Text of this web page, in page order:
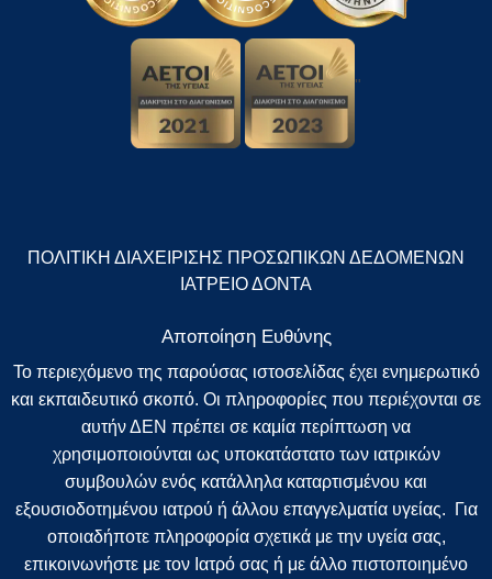
"
ΠΟΛΙΤΙΚΗ ΔΙΑΧΕΙΡΙΣΗΣ ΠΡΟΣΩΠΙΚΩΝ ΔΕΔΟΜΕΝΩΝ
ΙΑΤΡΕΙΟ ΔΟΝΤΑ
Αποποίηση Ευθύνης
Το περιεχόμενο της παρούσας ιστοσελίδας έχει ενημερωτικό
και εκπαιδευτικό σκοπό. Οι πληροφορίες που περιέχονται σε
αυτήν ΔΕΝ πρέπει σε καμία περίπτωση να
χρησιμοποιούνται ως υποκατάστατο των ιατρικών
συμβουλών ενός κατάλληλα καταρτισμένου και
εξουσιοδοτημένου ιατρού ή άλλου επαγγελματία υγείας. Για
οποιαδήποτε πληροφορία σχετικά με την υγεία σας,
επικοινωνήστε με τον Ιατρό σας ή με άλλο πιστοποιημένο